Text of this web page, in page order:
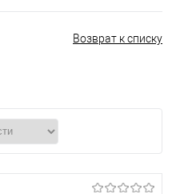
Возврат к списку